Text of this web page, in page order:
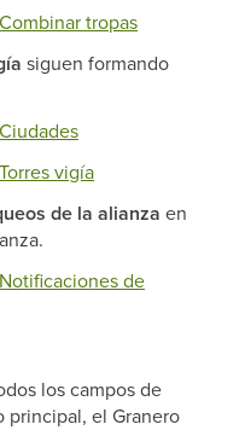
tropas
siguen formando
vigía
de la alianza en
de
los campos de
principal, el Granero